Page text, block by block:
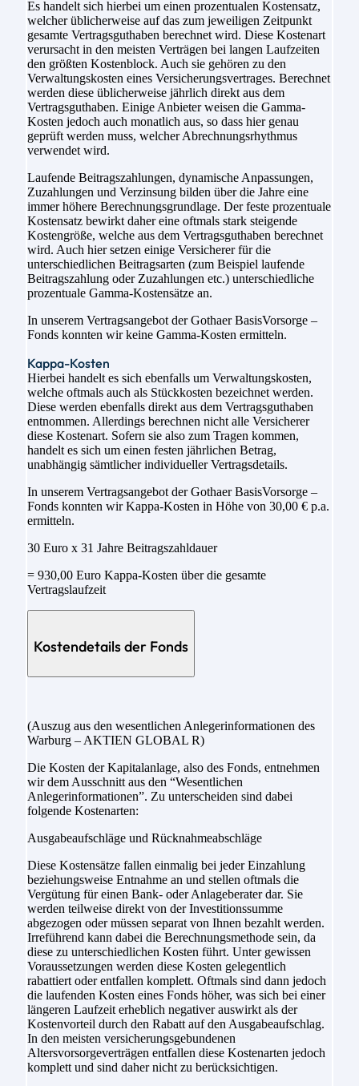
Es handelt sich hierbei um einen prozentualen Kostensatz,
welcher üblicherweise auf das zum jeweiligen Zeitpunkt
gesamte Vertragsguthaben berechnet wird. Diese Kostenart
verursacht in den meisten Verträgen bei langen Laufzeiten
den größten Kostenblock. Auch sie gehören zu den
Verwaltungskosten eines Versicherungsvertrages. Berechnet
werden diese üblicherweise jährlich direkt aus dem
Vertragsguthaben. Einige Anbieter weisen die Gamma-
Kosten jedoch auch monatlich aus, so dass hier genau
geprüft werden muss, welcher Abrechnungsrhythmus
verwendet wird.
Laufende Beitragszahlungen, dynamische Anpassungen,
Zuzahlungen und Verzinsung bilden über die Jahre eine
immer höhere Berechnungsgrundlage. Der feste prozentuale
Kostensatz bewirkt daher eine oftmals stark steigende
Kostengröße, welche aus dem Vertragsguthaben berechnet
wird. Auch hier setzen einige Versicherer für die
unterschiedlichen Beitragsarten (zum Beispiel laufende
Beitragszahlung oder Zuzahlungen etc.) unterschiedliche
prozentuale Gamma-Kostensätze an.
In unserem Vertragsangebot der Gothaer BasisVorsorge –
Fonds konnten wir keine Gamma-Kosten ermitteln.
Kappa-Kosten
Hierbei handelt es sich ebenfalls um Verwaltungskosten,
welche oftmals auch als Stückkosten bezeichnet werden.
Diese werden ebenfalls direkt aus dem Vertragsguthaben
entnommen. Allerdings berechnen nicht alle Versicherer
diese Kostenart. Sofern sie also zum Tragen kommen,
handelt es sich um einen festen jährlichen Betrag,
unabhängig sämtlicher individueller Vertragsdetails.
In unserem Vertragsangebot der Gothaer BasisVorsorge –
Fonds konnten wir Kappa-Kosten in Höhe von 30,00 € p.a.
ermitteln.
30 Euro x 31 Jahre Beitragszahldauer
= 930,00 Euro Kappa-Kosten über die gesamte
Vertragslaufzeit
Kostendetails der Fonds
(Auszug aus den wesentlichen Anlegerinformationen des
Warburg – AKTIEN GLOBAL R)
Die Kosten der Kapitalanlage, also des Fonds, entnehmen
wir dem Ausschnitt aus den “Wesentlichen
Anlegerinformationen”. Zu unterscheiden sind dabei
folgende Kostenarten:
Ausgabeaufschläge und Rücknahmeabschläge
Diese Kostensätze fallen einmalig bei jeder Einzahlung
beziehungsweise Entnahme an und stellen oftmals die
Vergütung für einen Bank- oder Anlageberater dar. Sie
werden teilweise direkt von der Investitionssumme
abgezogen oder müssen separat von Ihnen bezahlt werden.
Irreführend kann dabei die Berechnungsmethode sein, da
diese zu unterschiedlichen Kosten führt. Unter gewissen
Voraussetzungen werden diese Kosten gelegentlich
rabattiert oder entfallen komplett. Oftmals sind dann jedoch
die laufenden Kosten eines Fonds höher, was sich bei einer
längeren Laufzeit erheblich negativer auswirkt als der
Kostenvorteil durch den Rabatt auf den Ausgabeaufschlag.
In den meisten versicherungsgebundenen
Altersvorsorgeverträgen entfallen diese Kostenarten jedoch
komplett und sind daher nicht zu berücksichtigen.